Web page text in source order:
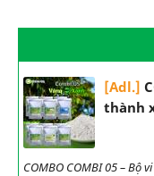
[Adl.]
thành
COMBO COMBI 05 –